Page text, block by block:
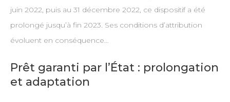
juin 2022, puis au 31 décembre 2022, ce dispositif a été
prolongé jusqu’à fin 2023. Ses conditions d’attribution
évoluent en conséquence…
Prêt garanti par l’État : prolongation
et adaptation